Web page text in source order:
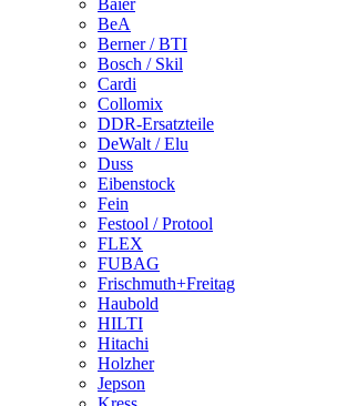
Baier
BeA
Berner / BTI
Bosch / Skil
Cardi
Collomix
DDR-Ersatzteile
DeWalt / Elu
Duss
Eibenstock
Fein
Festool / Protool
FLEX
FUBAG
Frischmuth+Freitag
Haubold
HILTI
Hitachi
Holzher
Jepson